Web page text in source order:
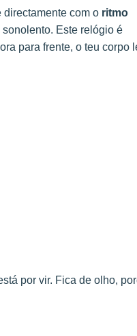
directamente com o ritmo
Este relógio é
para frente, o teu corpo
por vir. Fica de olho,